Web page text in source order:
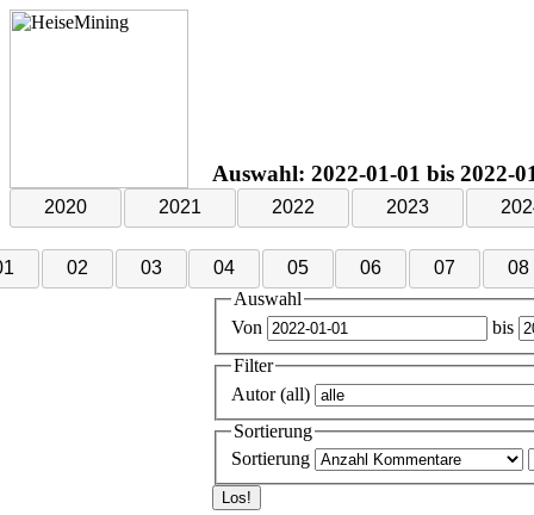
2020 2021 2022 2023
02 03 04 05 06 07 08
Auswahl: 2022-01-01 bis
Auswahl
Von
bis
Filter
Autor (all)
Sortierung
Sortierung
Los!